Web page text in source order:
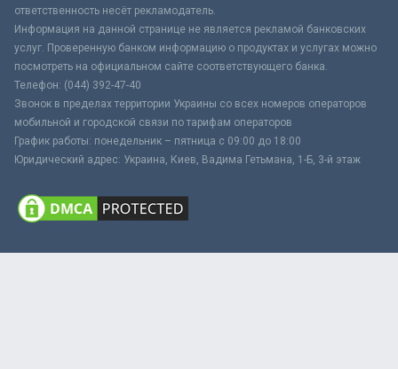
ответственность несёт рекламодатель.
Информация на данной странице не является рекламой банковских
услуг. Проверенную банком информацию о продуктах и услугах можно
посмотреть на официальном сайте соответствующего банка.
Телефон: (044) 392-47-40
Звонок в пределах территории Украины со всех номеров операторов
мобильной и городской связи по тарифам операторов
График работы: понедельник – пятница с 09:00 до 18:00
Юридический адрес: Украина, Киев, Вадима Гетьмана, 1-Б, 3-й этаж